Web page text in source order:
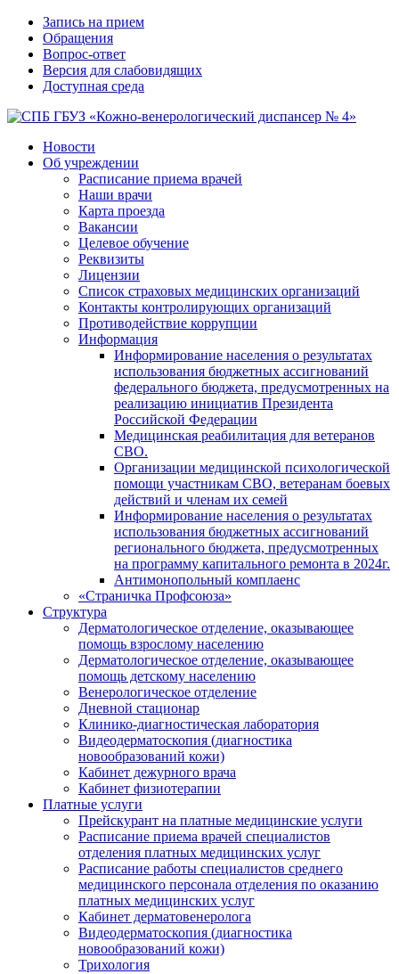
Запись на прием
Обращения
Вопрос-ответ
Версия для слабовидящих
Доступная среда
Новости
Об учреждении
Расписание приема врачей
Наши врачи
Карта проезда
Вакансии
Целевое обучение
Реквизиты
Лицензии
Список страховых медицинских организаций
Контакты контролирующих организаций
Противодействие коррупции
Информация
Информирование населения о результатах
использования бюджетных ассигнований
федерального бюджета, предусмотренных на
реализацию инициатив Президента
Российской Федерации
Медицинская реабилитация для ветеранов
СВО.
Организации медицинской психологической
помощи участникам СВО, ветеранам боевых
действий и членам их семей
Информирование населения о результатах
использования бюджетных ассигнований
регионального бюджета, предусмотренных
на программу капитального ремонта в 2024г.
Антимонопольный комплаенс
«Страничка Профсоюза»
Структура
Дерматологическое отделение, оказывающее
помощь взрослому населению
Дерматологическое отделение, оказывающее
помощь детскому населению
Венерологическое отделение
Дневной стационар
Клинико-диагностическая лаборатория
Видеодерматоскопия (диагностика
новообразований кожи)
Кабинет дежурного врача
Кабинет физиотерапии
Платные услуги
Прейскурант на платные медицинские услуги
Расписание приема врачей специалистов
отделения платных медицинских услуг
Расписание работы специалистов среднего
медицинского персонала отделения по оказанию
платных медицинских услуг
Кабинет дерматовенеролога
Видеодерматоскопия (диагностика
новообразований кожи)
Трихология